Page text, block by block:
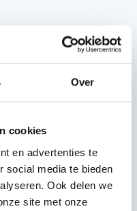
Over
cookies
en advertenties te
social media te bieden
Ook delen we
site met onze
Grasmaaier -
bij Kerstens Voeten!
kleine grasvelden
je jouw tuin met